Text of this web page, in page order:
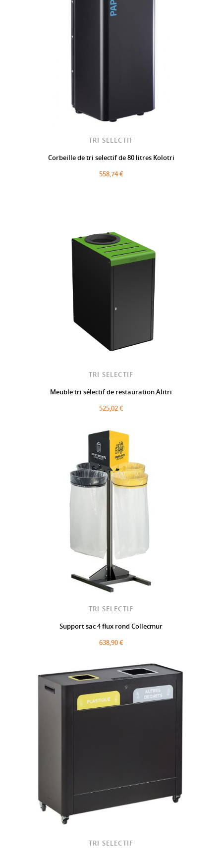
TRI SELECTIF
Corbeille de tri selectif de 80 litres Kolotri
558,74 €
TRI SELECTIF
Meuble tri sélectif de restauration Alitri
525,02 €
TRI SELECTIF
Support sac 4 flux rond Collecmur
638,90 €
TRI SELECTIF